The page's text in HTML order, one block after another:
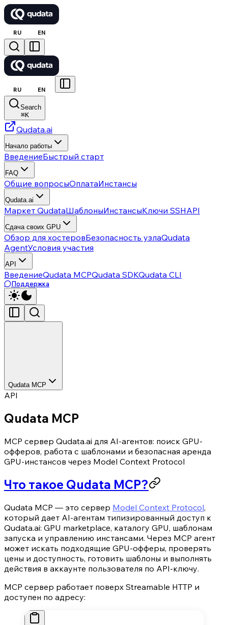
RU EN
RU EN
Search
⌘K
Qudata.ai
Начало работы
ВведениеБыстрый старт
FAQ
Общие вопросыОплатаИнстансы
Qudata.ai
Маркет QudataШаблоныИнстансыКлючи SSHAPI
Сдача своих GPU
Обзор для хостеровБезопасность узлаQudata
AgentУсловия участия
API
ВведениеQudata MCPQudata SDKQudata CLI
Поддержка
Qudata MCP
API
Qudata MCP
MCP сервер Qudata.ai для AI-агентов: поиск GPU-
офферов, работа с шаблонами и безопасная аренда
GPU-инстансов через Model Context Protocol
Что такое Qudata MCP?
Qudata MCP — это сервер Model Context Protocol,
который дает AI-агентам типизированный доступ к
Qudata.ai: GPU marketplace, каталогу GPU, шаблонам
запуска и управлению инстансами. Через MCP агент
может искать подходящие GPU-офферы, проверять
цены и доступность, готовить шаблоны и выполнять
действия в аккаунте пользователя по API-ключу.
MCP сервер работает поверх Streamable HTTP и
доступен по адресу: